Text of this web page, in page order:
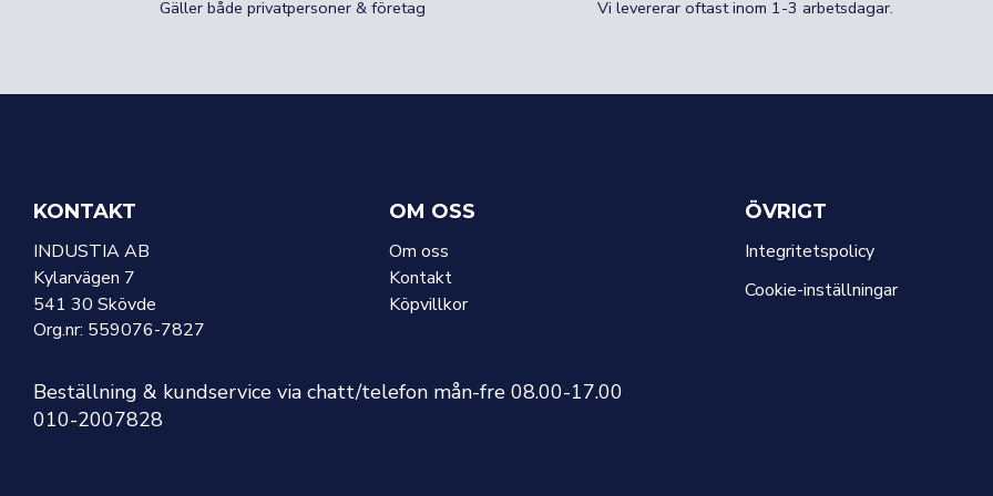
Gäller både privatpersoner & företag Vi levererar oftast inom 1-3 arbetsdagar.
KONTAKT
INDUSTIA AB
Kylarvägen 7
541 30 Skövde
Org.nr: 559076-7827
OM OSS
Om oss
Kontakt
Köpvillkor
ÖVRIGT
Integritetspolicy
Cookie-inställningar
Beställning & kundservice via chatt/telefon mån-fre 08.00-17.00
010-2007828